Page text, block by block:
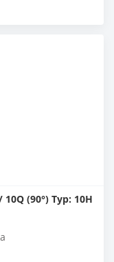
(90°) Typ: 10H